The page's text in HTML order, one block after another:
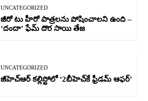
UNCATEGORIZED
జీరో టు హీరో పాత్రలను పోషించాలని ఉంది –
‘దందా’ ఫేమ్ దొర సాయి తేజ
UNCATEGORIZED
జీహెచ్ఆర్‌ కల్లిస్టోలో ‘2బీహెచ్‌కే ఫ్రీడమ్ ఆఫర్’